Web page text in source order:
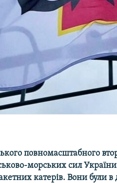
повномасштабного
морських сил
катерів. Вони були